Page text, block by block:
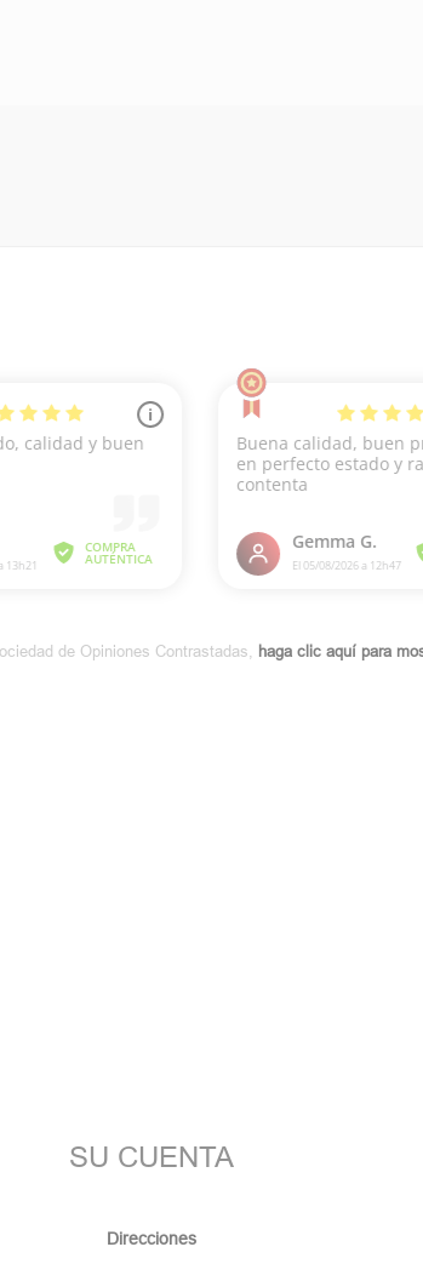
de Opiniones Contrastadas, haga clic aquí para
SU CUENTA
Direcciones